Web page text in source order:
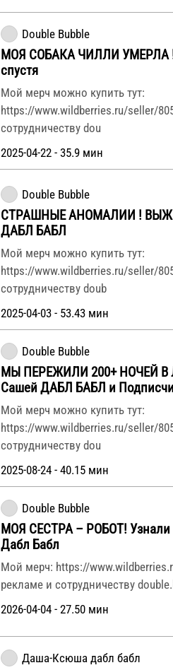
Double Bubble
МОЯ СОБАКА ЧИЛЛИ УМЕРЛА !
спустя
Мой мерч можно купить тут:
https://www.wildberries.ru/seller/
сотрудничеству dou
2025-04-22 - 35.9 мин
Double Bubble
СТРАШНЫЕ АНОМАЛИИ !
ДАБЛ БАБЛ
Мой мерч можно купить тут:
https://www.wildberries.ru/seller/
сотрудничеству doub
2025-04-03 - 53.43 мин
Double Bubble
МЫ ПЕРЕЖИЛИ 200+ НОЧЕЙ
Сашей ДАБЛ БАБЛ и
Мой мерч можно купить тут:
https://www.wildberries.ru/seller/
сотрудничеству dou
2025-08-24 - 40.15 мин
Double Bubble
МОЯ СЕСТРА – РОБОТ! Узнали
Дабл Бабл
Мой мерч: https://
рекламе и сотрудничеству
2026-04-04 - 27.50 мин
Даша-Ксюша дабл бабл